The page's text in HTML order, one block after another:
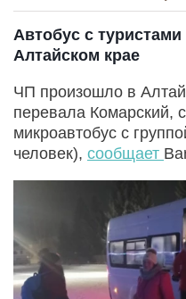
Автобус с
Алтайском крае
ЧП произошло в
перевала Комарский,
микроавтобус с
человек), сообщает